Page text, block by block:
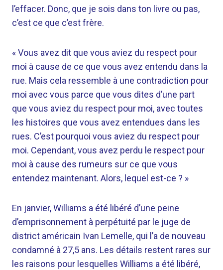
l’effacer. Donc, que je sois dans ton livre ou pas,
c’est ce que c’est frère.
« Vous avez dit que vous aviez du respect pour
moi à cause de ce que vous avez entendu dans la
rue. Mais cela ressemble à une contradiction pour
moi avec vous parce que vous dites d’une part
que vous aviez du respect pour moi, avec toutes
les histoires que vous avez entendues dans les
rues. C’est pourquoi vous aviez du respect pour
moi. Cependant, vous avez perdu le respect pour
moi à cause des rumeurs sur ce que vous
entendez maintenant. Alors, lequel est-ce ? »
En janvier, Williams a été libéré d’une peine
d’emprisonnement à perpétuité par le juge de
district américain Ivan Lemelle, qui l’a de nouveau
condamné à 27,5 ans. Les détails restent rares sur
les raisons pour lesquelles Williams a été libéré,